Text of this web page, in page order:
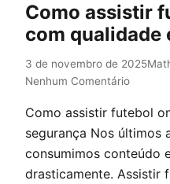
Como assistir
com qualidade
3 de novembro de 2025
Nenhum Comentário
Como assistir futebol
segurança Nos últimos
consumimos conteúdo
drasticamente. Assistir